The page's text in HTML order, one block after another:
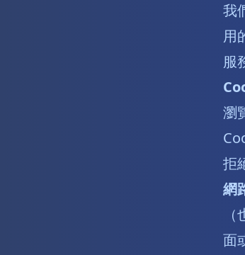
我
用
服
瀏
拒
網
面